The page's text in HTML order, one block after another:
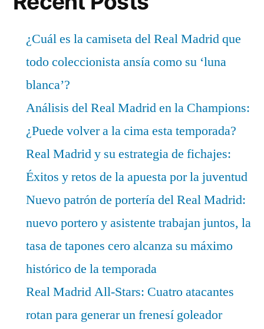
¿Cuál es la camiseta del Real Madrid que
todo coleccionista ansía como su ‘luna
blanca’?
Análisis del Real Madrid en la Champions:
¿Puede volver a la cima esta temporada?
Real Madrid y su estrategia de fichajes:
Éxitos y retos de la apuesta por la juventud
Nuevo patrón de portería del Real Madrid:
nuevo portero y asistente trabajan juntos, la
tasa de tapones cero alcanza su máximo
histórico de la temporada
Real Madrid All-Stars: Cuatro atacantes
rotan para generar un frenesí goleador